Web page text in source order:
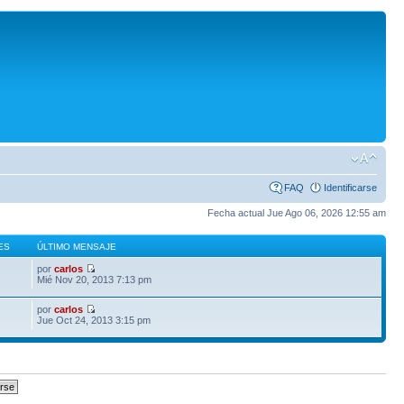
FAQ Identificarse
Fecha actual Jue Ago 06, 2026 12:55 am
ÚLTIMO MENSAJE
porcarlos
Mié Nov 20, 2013 7:13 pm
porcarlos
Jue Oct 24, 2013 3:15 pm